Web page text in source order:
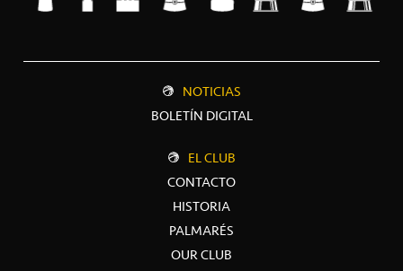
NOTICIAS
BOLETÍN DIGITAL
EL CLUB
CONTACTO
HISTORIA
PALMARÉS
OUR CLUB